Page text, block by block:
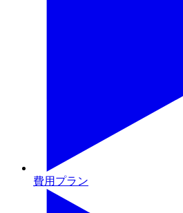
費用プラン